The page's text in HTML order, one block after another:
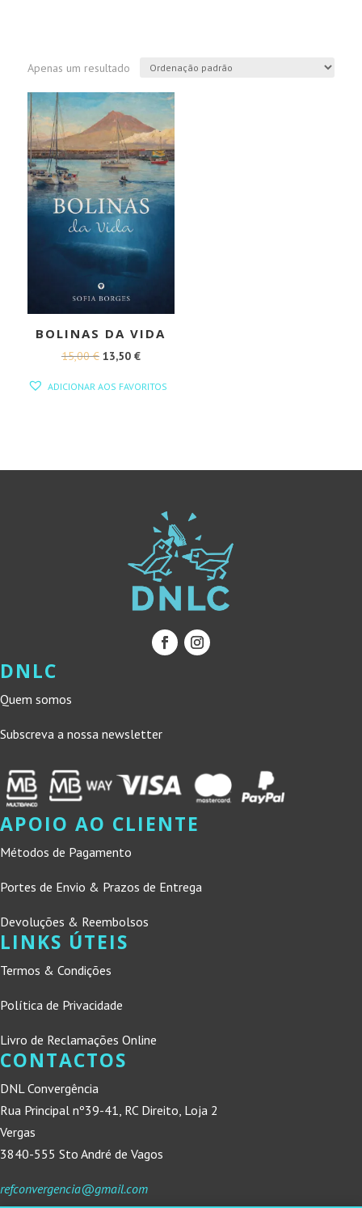
Apenas um resultado
BOLINAS DA VIDA
15,00€ O
13,50 €O
ADICIONAR AOS FAVORITOS
DNLC
Quem somos
Subscreva a nossa newsletter
APOIO AO CLIENTE
Métodos de Pagamento
Portes de Envio & Prazos de Entrega
Devoluções & Reembolsos
LINKS ÚTEIS
Termos & Condições
Política de Privacidade
Livro de Reclamações Online
CONTACTOS
DNL Convergência
Rua Principal nº39-41, RC Direito, Loja 2
Vergas
3840-555 Sto André de Vagos
refconvergencia@gmail.com